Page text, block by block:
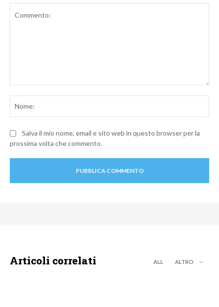
Salva il mio nome, email e sito web in questo browser per la
prossima volta che commento.
Articoli correlati ALL ALTRO